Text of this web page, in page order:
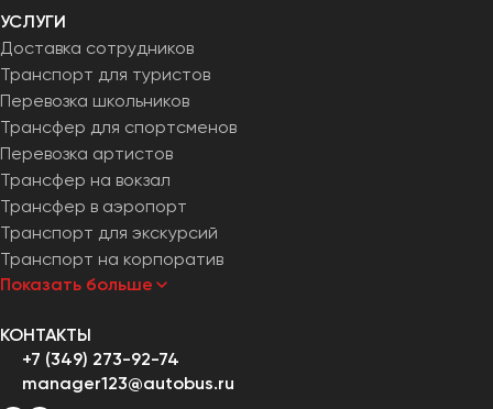
УСЛУГИ
Доставка сотрудников
Транспорт для туристов
Перевозка школьников
Трансфер для спортсменов
Перевозка артистов
Трансфер на вокзал
Трансфер в аэропорт
Транспорт для экскурсий
Транспорт на корпоратив
Показать больше
КОНТАКТЫ
+7 (349) 273-92-74
manager123@autobus.ru